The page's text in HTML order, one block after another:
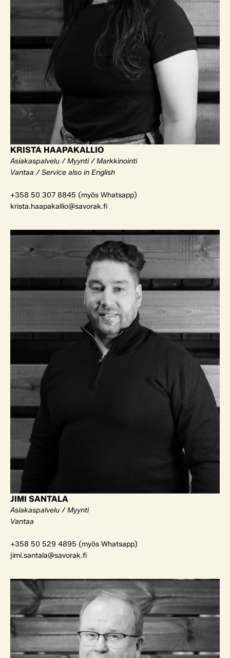
KRISTA HAAPAKALLIO
Asiakaspalvelu / Myynti / Markkinointi
Vantaa / Service also in English
+358 50 307 8845 (myös Whatsapp)
krista.haapakallio@savorak.fi
JIMI SANTALA
Asiakaspalvelu / Myynti
Vantaa
+358 50 529 4895 (myös Whatsapp)
jimi.santala@savorak.fi